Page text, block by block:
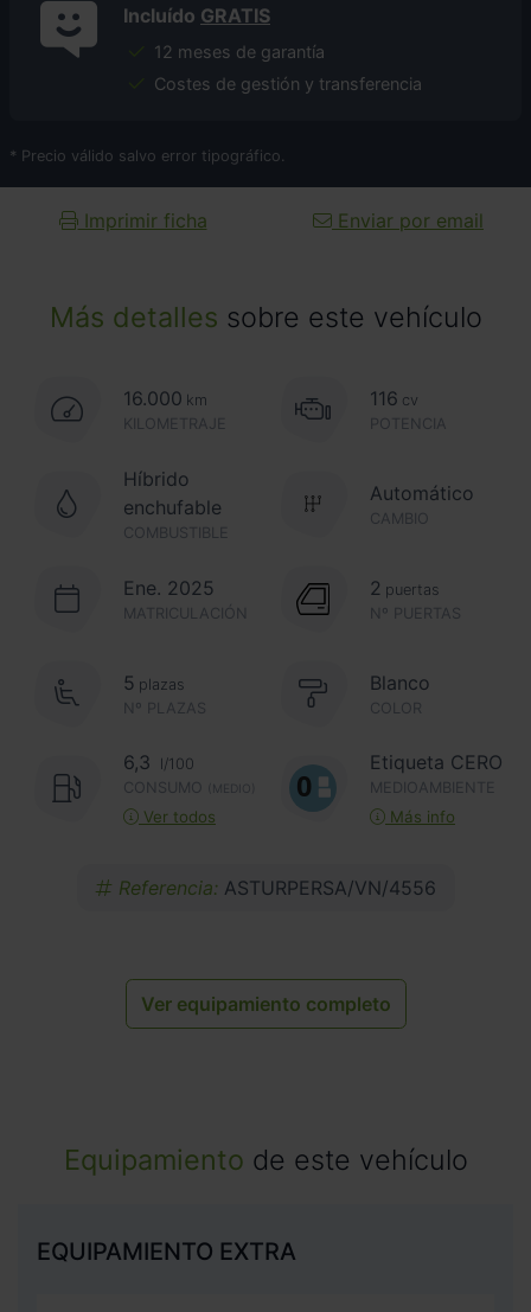
Más detalles sobre este vehículo
16.000 km
KILOMETRAJE
116 cv
POTENCIA
Híbrido
enchufable
COMBUSTIBLE
CAMBIO
Automático
Ene. 2025
MATRICULACIÓN Nº PUERTAS
2 puertas
Nº PLAZAS
5 plazas Blanco
COLOR
6,3
l/100
CONSUMO
Ver todos
Etiqueta CERO
MEDIOAMBIENTE
Más info
Referencia: ASTURPERSA/VN/4556
Ver equipamiento completo
Incluído GRATIS
12 meses de garantía
Costes de gestión y transferencia
* Precio válido salvo error tipográfico.
Imprimir ficha Enviar por email
Equipamiento de este vehículo
EQUIPAMIENTO EXTRA